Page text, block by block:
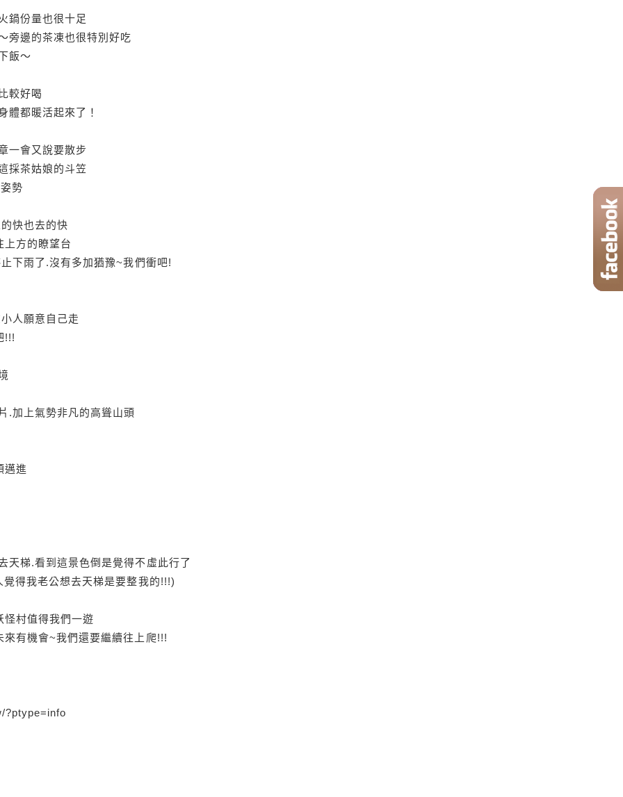
鍋份量也很十足
旁邊的茶凍也很特別好吃
飯～
較好喝
體都暖活起來了！
一會又說要散步
採茶姑娘的斗笠
勢
快也去的快
上方的瞭望台
下雨了.沒有多加猶豫~我們衝吧!
人願意自己走
!!!
.加上氣勢非凡的高聳山頭
邁進
天梯.看到這景色倒是覺得不虛此行了
得我老公想去天梯是要整我的!!!)
怪村值得我們一遊
有機會~我們還要繼續往上爬!!!
?ptype=info